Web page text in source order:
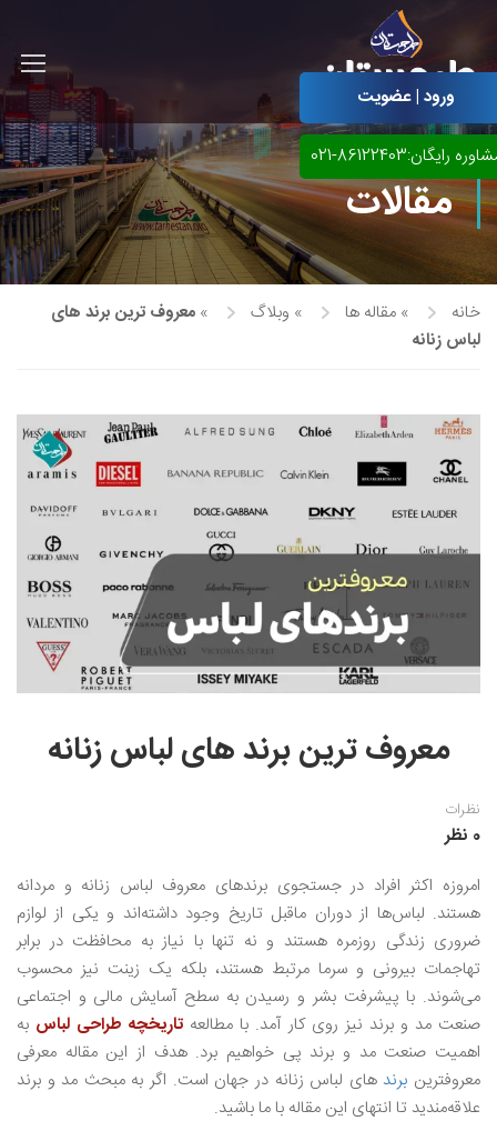
آموزش مجازی طراحی لباس
آموزش مجازی گرافیک
آموزش مجازی طراحی داخلی
نقاشی پاستل
نقاشی رنگ روغن
نقاشی آبرنگ
نقاشی کودک و نوجوان
طراحی سیاه قلم
نقاشی مینیاتور(نگارگری)
خوشنویسی نستعلیق
خوشنویسی با خودکار
خط نقاشی
ورود | عضویت
رایگان:86122403-021
مقالات
خانه » مقاله ها » وبلاگ » معروف ترین برند های
لباس زنانه
معروف ترین برند های لباس زنانه
نظرات
0 نظر
امروزه اکثر افراد در جستجوی برندهای معروف لباس زنانه و مردانه
هستند. لباس‌ها از دوران ماقبل تاریخ وجود داشته‌اند و یکی از لوازم
ضروری زندگی روزمره هستند و نه تنها با نیاز به محافظت در برابر
تهاجمات بیرونی و سرما مرتبط هستند، بلکه یک زینت نیز محسوب
می‌شوند. با پیشرفت بشر و رسیدن به سطح آسایش مالی و اجتماعی
صنعت مد و برند نیز روی کار آمد. با مطالعه تاریخچه طراحی لباس به
اهمیت صنعت مد و برند پی خواهیم برد. هدف از این مقاله معرفی
معروفترین برندهای لباس زنانه در جهان است. اگر به مبحث مد و برند
علاقه‌مندید تا انتهای این مقاله با ما باشید.